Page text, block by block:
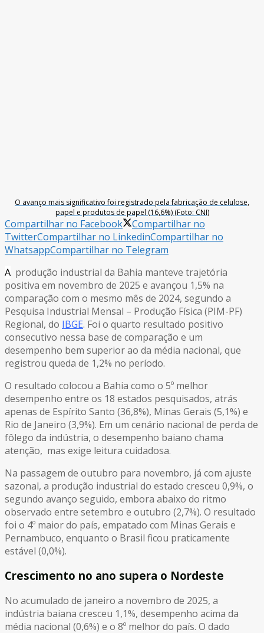
O avanço mais significativo foi registrado pela fabricação de celulose,
papel e produtos de papel (16,6%) (Foto: CNI)
Compartilhar no Facebook
Compartilhar no
TwitterCompartilhar no LinkedinCompartilhar no
WhatsappCompartilhar no Telegram
A produção industrial da Bahia manteve trajetória
positiva em novembro de 2025 e avançou 1,5% na
comparação com o mesmo mês de 2024, segundo a
Pesquisa Industrial Mensal – Produção Física (PIM-PF)
Regional, do IBGE. Foi o quarto resultado positivo
consecutivo nessa base de comparação e um
desempenho bem superior ao da média nacional, que
registrou queda de 1,2% no período.
O resultado colocou a Bahia como o 5º melhor
desempenho entre os 18 estados pesquisados, atrás
apenas de Espírito Santo (36,8%), Minas Gerais (5,1%) e
Rio de Janeiro (3,9%). Em um cenário nacional de perda de
fôlego da indústria, o desempenho baiano chama
atenção, mas exige leitura cuidadosa.
Na passagem de outubro para novembro, já com ajuste
sazonal, a produção industrial do estado cresceu 0,9%, o
segundo avanço seguido, embora abaixo do ritmo
observado entre setembro e outubro (2,7%). O resultado
foi o 4º maior do país, empatado com Minas Gerais e
Pernambuco, enquanto o Brasil ficou praticamente
estável (0,0%).
Crescimento no ano supera o Nordeste
No acumulado de janeiro a novembro de 2025, a
indústria baiana cresceu 1,1%, desempenho acima da
média nacional (0,6%) e o 8º melhor do país. O dado